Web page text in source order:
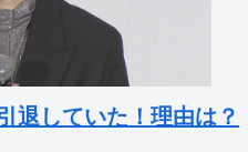
退していた！理由は？